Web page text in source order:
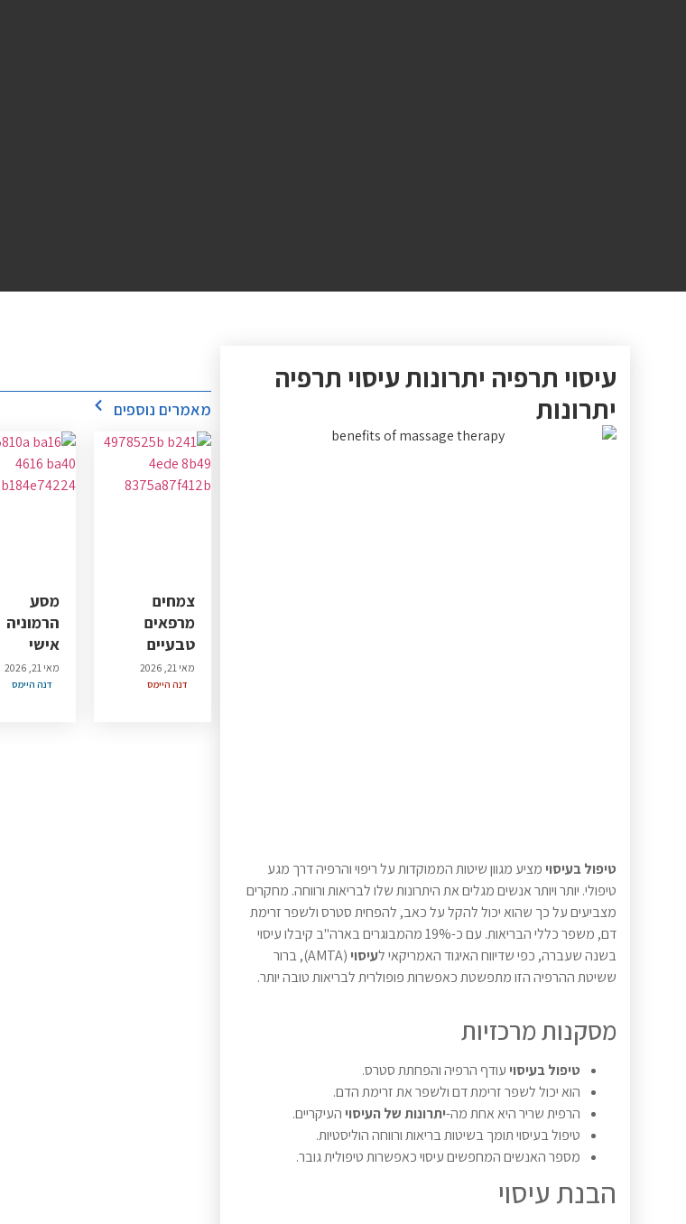
עיסוי תרפיה יתרונות עיסוי תרפיה
יתרונות
טיפול בעיסוי מציע מגוון שיטות הממוקדות על ריפוי והרפיה דרך מגע
טיפולי. יותר ויותר אנשים מגלים את היתרונות שלו לבריאות ורווחה. מחקרים
מצביעים על כך שהוא יכול להקל על כאב, להפחית סטרס ולשפר זרימת
דם, משפר כללי הבריאות. עם כ-19% מהמבוגרים בארה"ב קיבלו עיסוי
בשנה שעברה, כפי שדיווח האיגוד האמריקאי לעיסוי
(AMTA), ברור
ששיטת ההרפיה הזו מתפשטת כאפשרות פופולרית לבריאות טובה יותר.
מסקנות מרכזיות
טיפול בעיסוי עודף הרפיה והפחתת סטרס.
הוא יכול לשפר זרימת דם ולשפר את זרימת הדם.
הרפית שריר היא אחת מה-יתרונות של העיסוי העיקריים.
טיפול בעיסוי תומך בשיטות בריאות ורווחה הוליסטיות.
מספר האנשים המחפשים עיסוי כאפשרות טיפולית גובר.
הבנת עיסוי
מאמרים נוספים
צמחים
מרפאים
טבעיים
דנה היימס
מאי 21, 2026
מסע
הרמוניה
אישי
דנה היימס
מאי 21, 2026